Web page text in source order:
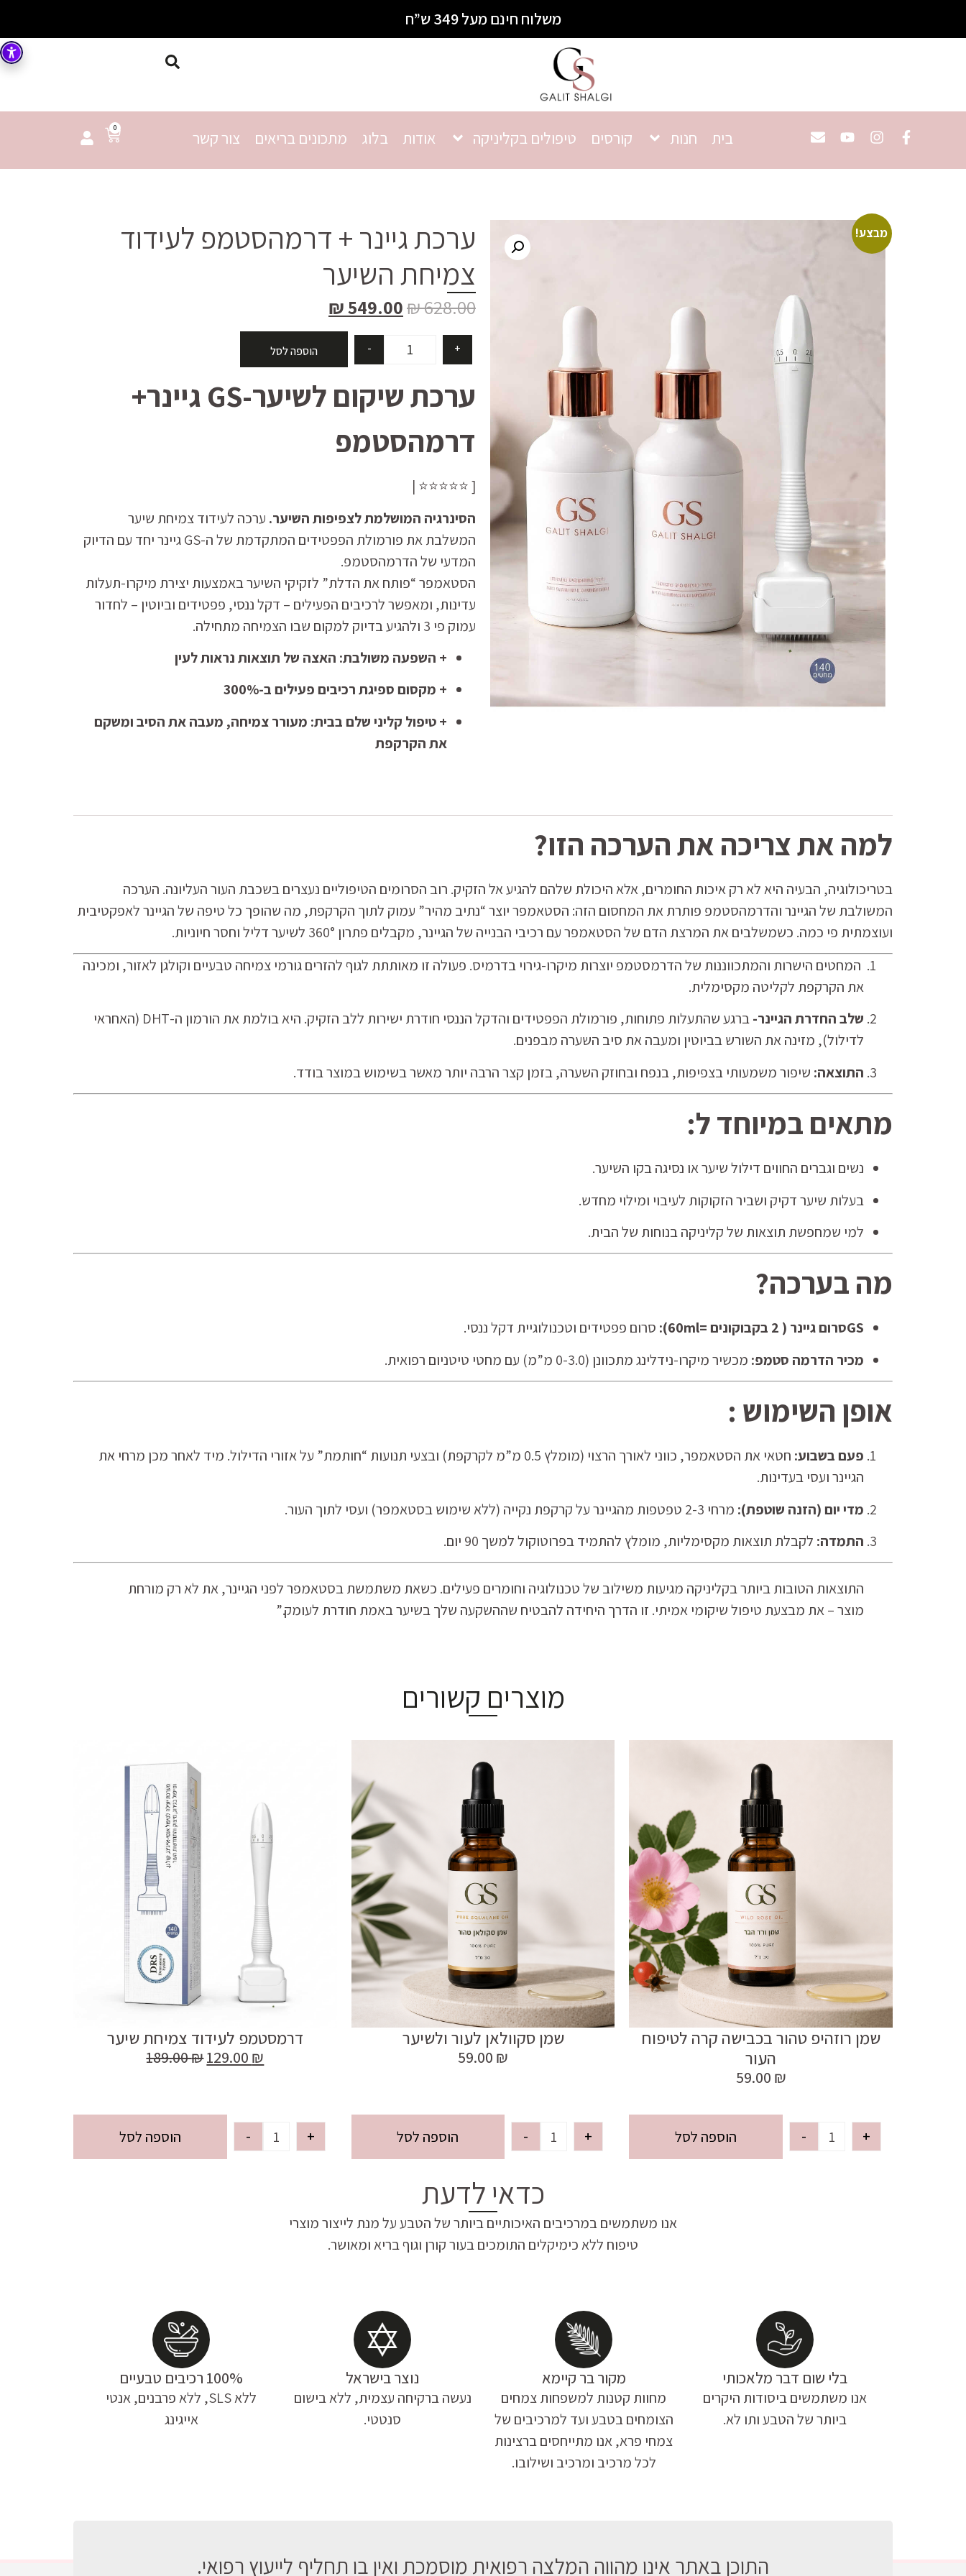
משלוח חינם מעל 349 ש”ח
בית חנות קורסים טיפולים בקליניקה אודות בלוג מתכונים בריאים צור קשר
0
ערכת גיינר + דרמהסטמפ לעידוד
צמיחת השיער
628.00
₪
549.00
₪
- + הוספה לסל
ערכת שיקום לשיער-GS גיינר+
דרמהסטמפ
[ ⭐⭐⭐⭐⭐ |
הסינרגיה המושלמת לצפיפות השיער. ערכה לעידוד צמיחת שיער
המשלבת את פורמולת הפפטידים המתקדמת של ה-GS גיינר יחד עם הדיוק
המדעי של הדרמהסטמפ.
הסטאמפר “פותח את הדלת” לזקיקי השיער באמצעות יצירת מיקרו-תעלות
עדינות, ומאפשר לרכיבים הפעילים – דקל ננסי, פפטידים וביוטין – לחדור
עמוק פי 3 ולהגיע בדיוק למקום שבו הצמיחה מתחילה.
+ השפעה משולבת: האצה של תוצאות נראות לעין
+ מקסום ספיגת רכיבים פעילים ב-300%
+ טיפול קליני שלם בבית: מעורר צמיחה, מעבה את הסיב ומשקם
את הקרקפת
מבצע!
למה את צריכה את הערכה הזו?
בטריכולוגיה, הבעיה היא לא רק איכות החומרים, אלא היכולת שלהם להגיע אל הזקיק. רוב הסרומים הטיפוליים נעצרים בשכבת העור העליונה. הערכה
המשולבת של הגיינר והדרמהסטמפ פותרת את המחסום הזה: הסטאמפר יוצר “נתיב מהיר” עמוק לתוך הקרקפת, מה שהופך כל טיפה של הגיינר לאפקטיבית
ועוצמתית פי כמה. כשמשלבים את המרצת הדם של הסטאמפר עם רכיבי הבנייה של הגיינר, מקבלים פתרון 360° לשיער דליל וחסר חיוניות.
המחטים הישרות והמתכווננות של הדרמסטמפ יוצרות מיקרו-גירוי בדרמיס. פעולה זו מאותתת לגוף להזרים גורמי צמיחה טבעיים וקולגן לאזור, ומכינה
את הקרקפת לקליטה מקסימלית.
שלב החדרת הגיינר-
ברגע שהתעלות פתוחות, פורמולת הפפטידים והדקל הננסי חודרת ישירות ללב הזקיק. היא בולמת את הורמון ה-DHT (האחראי
לדילול), מזינה את השורש בביוטין ומעבה את סיב השערה מבפנים.
התוצאה: שיפור משמעותי בצפיפות, בנפח ובחוזק השערה, בזמן קצר הרבה יותר מאשר בשימוש במוצר בודד.
מתאים במיוחד ל:
נשים וגברים החווים דילול שיער או נסיגה בקו השיער.
בעלות שיער דקיק ושביר הזקוקות לעיבוי ומילוי מחדש.
למי שמחפשת תוצאות של קליניקה בנוחות של הבית.
מה בערכה?
GSסרום גיינר ( 2 בקבוקונים =60ml):
סרום פפטידים וטכנולוגיית דקל ננסי.
מכיר הדרמה סטמפ: מכשיר מיקרו-נידלינג מתכוונן (0-3.0 מ”מ) עם מחטי טיטניום רפואית.
אופן השימוש :
פעם בשבוע:
חטאי את הסטאמפר, כווני לאורך הרצוי (מומלץ 0.5 מ”מ לקרקפת) ובצעי תנועות “חותמת” על אזורי הדילול. מיד לאחר מכן מרחי את
הגיינר ועסי בעדינות.
מדי יום (הזנה שוטפת): מרחי 2-3 טפטפות מהגיינר על קרקפת נקייה (ללא שימוש בסטאמפר) ועסי לתוך העור.
התמדה: לקבלת תוצאות מקסימליות, מומלץ להתמיד בפרוטוקול למשך 90 יום.
התוצאות הטובות ביותר בקליניקה מגיעות משילוב של טכנולוגיה וחומרים פעילים. כשאת משתמשת בסטאמפר לפני הגיינר, את לא רק מורחת
מוצר – את מבצעת טיפול שיקומי אמיתי. זו הדרך היחידה להבטיח שההשקעה שלך בשיער באמת חודרת לעומק.”
מוצרים קשורים
שמן רוזהיפ טהור בכבישה קרה לטיפוח
העור
59.00 ₪
- + הוספה לסל
שמן סקוולאן לעור ולשיער
59.00 ₪
- + הוספה לסל
דרמסטמפ לעידוד צמיחת שיער
189.00₪129.00 ₪
- + הוספה לסל
כדאי לדעת
אנו משתמשים במרכיבים האיכותיים ביותר של הטבע על מנת לייצור מוצרי
טיפוח ללא כימיקלים התומכים בעור קורן וגוף בריא ומאושר.
100% רכיבים טבעיים
ללא SLS, ללא פרבנים, אנטי
אייגינג
נוצר בישראל
נעשה ברקיחה עצמית, ללא בישום
סנטטי.
מקור בר קיימא
מחוות קטנות למשפחות צמחים
הצומחים בטבע ועד למרכיבים של
צמחי פרא, אנו מתייחסים ברצינות
לכל מרכיב ומרכיב ושילובו.
בלי שום דבר מלאכותי
אנו משתמשים ביסודות היקרים
ביותר של הטבע ותו לא.
התוכן באתר אינו מהווה המלצה רפואית מוסמכת ואין בו תחליף לייעוץ רפואי.